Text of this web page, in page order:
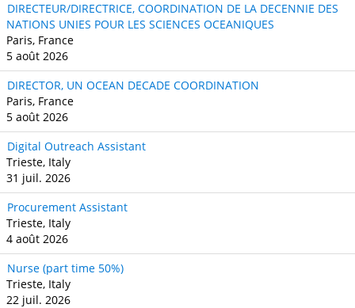
DIRECTEUR/DIRECTRICE, COORDINATION DE LA DECENNIE DES
NATIONS UNIES POUR LES SCIENCES OCEANIQUES
Paris, France
5 août 2026
DIRECTOR, UN OCEAN DECADE COORDINATION
Paris, France
5 août 2026
Digital Outreach Assistant
Trieste, Italy
31 juil. 2026
Procurement Assistant
Trieste, Italy
4 août 2026
Nurse (part time 50%)
Trieste, Italy
22 juil. 2026